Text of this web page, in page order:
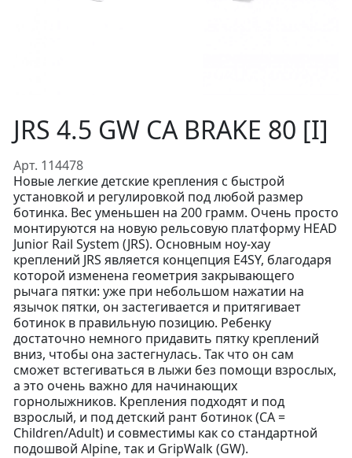
JRS 4.5 GW CA BRAKE 80 [I]
Арт. 114478
Новые легкие детские крепления с быстрой
установкой и регулировкой под любой размер
ботинка. Вес уменьшен на 200 грамм. Очень просто
монтируются на новую рельсовую платформу HEAD
Junior Rail System (JRS). Основным ноу-хау
креплений JRS является концепция E4SY, благодаря
которой изменена геометрия закрывающего
рычага пятки: уже при небольшом нажатии на
язычок пятки, он застегивается и притягивает
ботинок в правильную позицию. Ребенку
достаточно немного придавить пятку креплений
вниз, чтобы она застегнулась. Так что он сам
сможет встегиваться в лыжи без помощи взрослых,
а это очень важно для начинающих
горнолыжников. Крепления подходят и под
взрослый, и под детский рант ботинок (CA =
Children/Adult) и совместимы как со стандартной
подошвой Alpine, так и GripWalk (GW).